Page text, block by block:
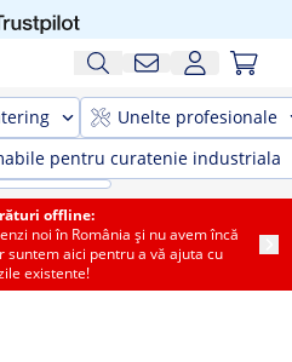
Unelte profesionale
pentru curatenie industriala
offline:
noi în România și nu avem încă
suntem aici pentru a vă ajuta cu
existente!